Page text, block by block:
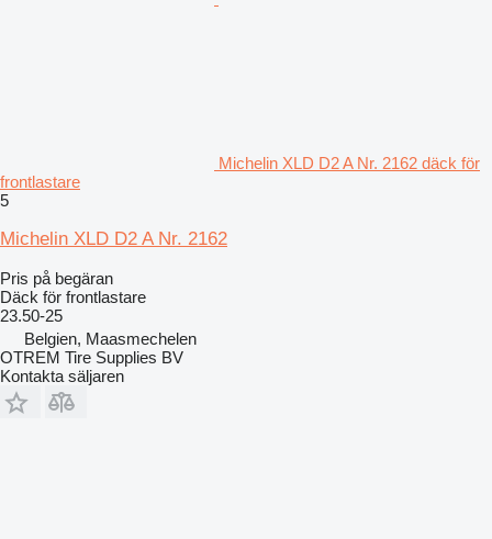
Michelin XLD D2 A Nr. 2162 däck för
frontlastare
5
Michelin XLD D2 A Nr. 2162
Pris på begäran
Däck för frontlastare
23.50-25
Belgien, Maasmechelen
OTREM Tire Supplies BV
Kontakta säljaren